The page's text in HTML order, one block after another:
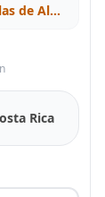
Almohadillas de Algodón
Rica